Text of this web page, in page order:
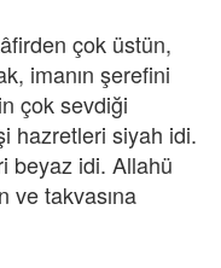
çok üstün,
imanın şerefini
çok sevdiği
hazretleri siyah idi.
beyaz idi. Allahü
ve takvasına